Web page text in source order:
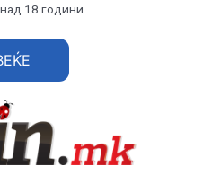
18 години.